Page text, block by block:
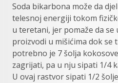
Soda bikarbona može da
telesnoj energiji tokom
u teretani, jer pomaže da se
proizvodi u mišićima dok se
potrebno je 7 šolja
zagrijati, pa u nju sipati 1/4
U ovaj rastvor sipati 1/2